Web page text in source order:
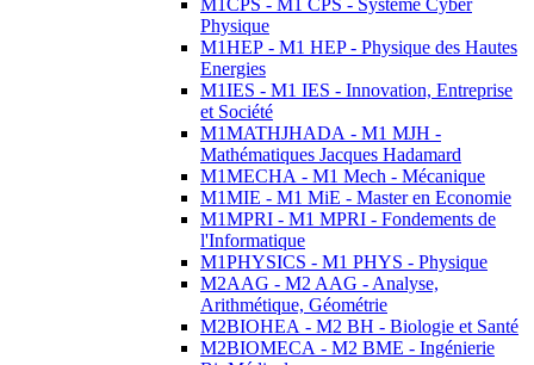
M1CPS - M1 CPS - Système Cyber
Physique
M1HEP - M1 HEP - Physique des Hautes
Energies
M1IES - M1 IES - Innovation, Entreprise
et Société
M1MATHJHADA - M1 MJH -
Mathématiques Jacques Hadamard
M1MECHA - M1 Mech - Mécanique
M1MIE - M1 MiE - Master en Economie
M1MPRI - M1 MPRI - Fondements de
l'Informatique
M1PHYSICS - M1 PHYS - Physique
M2AAG - M2 AAG - Analyse,
Arithmétique, Géométrie
M2BIOHEA - M2 BH - Biologie et Santé
M2BIOMECA - M2 BME - Ingénierie